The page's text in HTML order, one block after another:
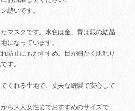
縫いです。
マスクです。水色は金、青は銀の結晶
になっています。
防止にもおすすめ。目が細かく肌触り
す。
くれる生地で、丈夫な縫製で安心して
ら大人女性までおすすめのサイズで